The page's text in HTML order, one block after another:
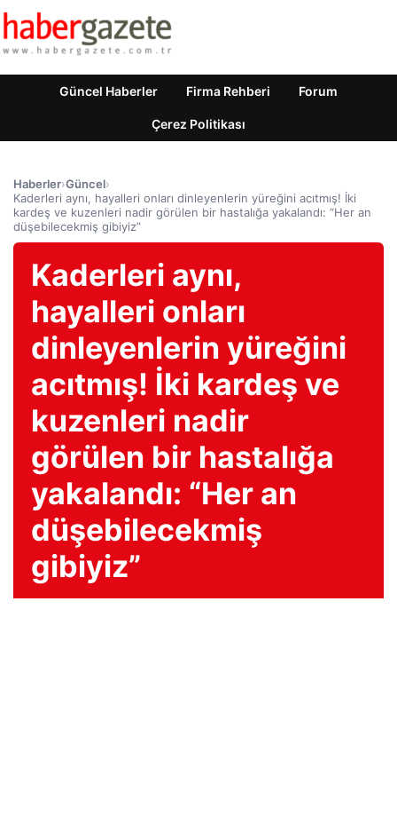
Güncel Haberler Firma Rehberi Forum
Çerez Politikası
Haberler›Güncel›
Kaderleri aynı, hayalleri onları dinleyenlerin yüreğini acıtmış! İki
kardeş ve kuzenleri nadir görülen bir hastalığa yakalandı: “Her an
düşebilecekmiş gibiyiz”
Kaderleri aynı,
hayalleri onları
dinleyenlerin yüreğini
acıtmış! İki kardeş ve
kuzenleri nadir
görülen bir hastalığa
yakalandı: “Her an
düşebilecekmiş
gibiyiz”